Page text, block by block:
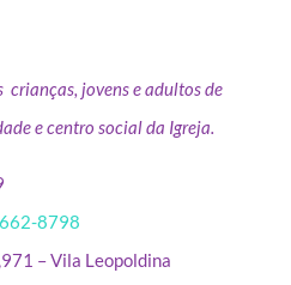
crianças, jovens e adultos de
e centro social da Igreja.
8798
– Vila Leopoldina